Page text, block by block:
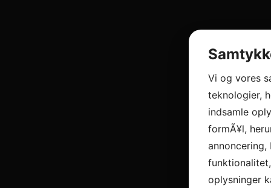
Vi og vores
teknologier,
indsamle
formÃ¥l,
annoncering,
oplysninger